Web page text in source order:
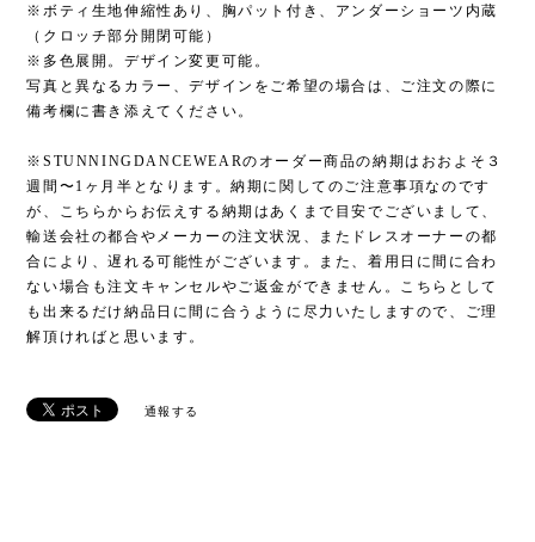
※ボティ生地伸縮性あり、胸パット付き、アンダーショーツ内蔵
（クロッチ部分開閉可能）
※多色展開。デザイン変更可能。
写真と異なるカラー、デザインをご希望の場合は、ご注文の際に
備考欄に書き添えてください。
※STUNNINGDANCEWEARのオーダー商品の納期はおおよそ３
週間〜1ヶ月半となります。納期に関してのご注意事項なのです
が、こちらからお伝えする納期はあくまで目安でございまして、
輸送会社の都合やメーカーの注文状況、またドレスオーナーの都
合により、遅れる可能性がございます。また、着用日に間に合わ
ない場合も注文キャンセルやご返金ができません。こちらとして
も出来るだけ納品日に間に合うように尽力いたしますので、ご理
解頂ければと思います。
通報する